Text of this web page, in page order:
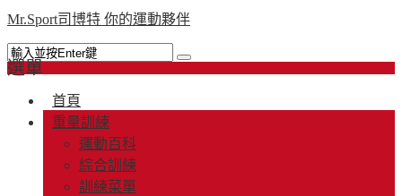
Mr.Sport司博特 你的運動夥伴
選單
首頁
重量訓練
運動百科
綜合訓練
訓練菜單